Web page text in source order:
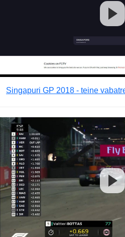
Singapuri GP 2018 - teine